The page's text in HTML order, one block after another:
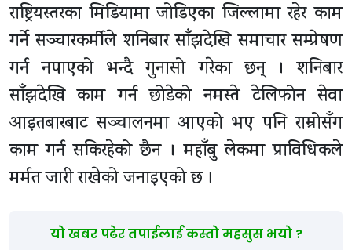
राष्ट्रियस्तरका मिडियामा जोडिएका जिल्लामा रहेर काम
गर्ने सञ्चारकर्मीले शनिबार साँझदेखि समाचार सम्प्रेषण
गर्न नपाएको भन्दै गुनासो गरेका छन् । शनिबार
साँझदेखि काम गर्न छोडेको नमस्ते टेलिफोन सेवा
आइतबारबाट सञ्चालनमा आएको भए पनि राम्रोसँग
काम गर्न सकिरहेको छैन । महाँबु लेकमा प्राविधिकले
मर्मत जारी राखेको जनाइएको छ ।
यो खबर पढेर तपाईलाई कस्तो महसुस भयो ?